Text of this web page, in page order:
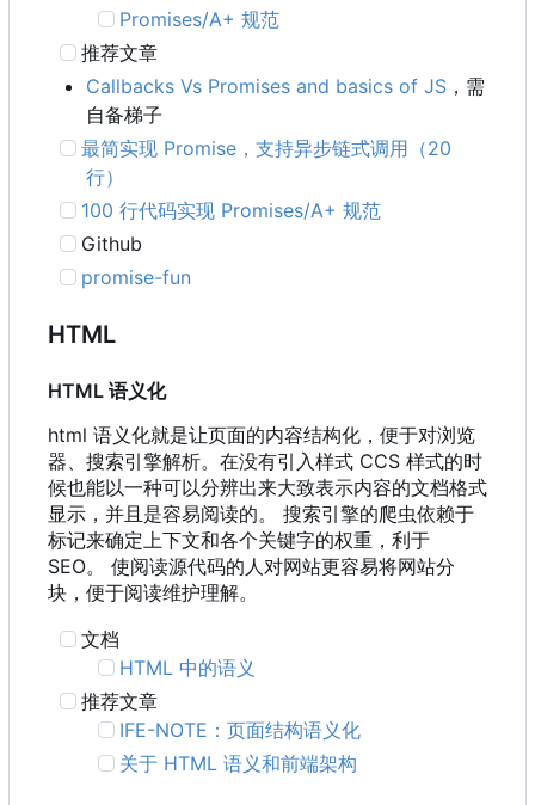
Promises/A+ 规范
推荐文章
Callbacks Vs Promises and basics of JS ，需
自备梯子
最简实现 Promise ，支持异步链式调用 （20
行）
100 行代码实现 Promises/A+ 规范
Github
promise-fun
HTML
HTML 语义化
html 语义化就是让页面的内容结构化，便于对浏览
器、搜索引擎解析。在没有引入样式 CCS 样式的时
候也能以一种可以分辨出来大致表示内容的文档格式
显示，并且是容易阅读的。 搜索引擎的爬虫依赖于
标记来确定上下文和各个关键字的权重，利于
SEO。 使阅读源代码的人对网站更容易将网站分
块，便于阅读维护理解。
文档
HTML 中的语义
推荐文章
IFE-NOTE ：页面结构语义化
关于 HTML 语义和前端架构